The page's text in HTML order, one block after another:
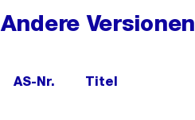
Andere Versionen
AS-Nr. Titel